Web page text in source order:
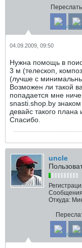
04.09.2009, 09:50
Нужна помощь в
3 м (телескоп,
(лучше с
Возможен ли такой
попадается мне
snasti.shop.by знаком
девайс такого плана
Спасибо.
uncle
Откуда: